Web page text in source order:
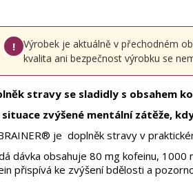
!
Výrobek je aktuálně v přechodném
kvalita ani bezpečnost výrobku se
stravy se sladidly s obsahem
situace zvýšené mentální zátěže,
je doplněk stravy v
dávka obsahuje 80 mg kofeinu,
přispívá ke zvýšení bdělosti a